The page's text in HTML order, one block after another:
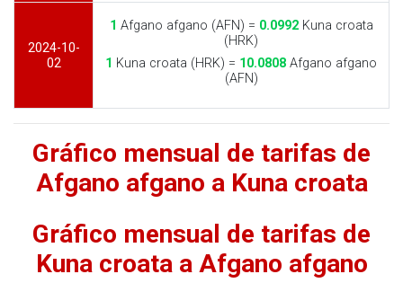
2024-10-
02
1 Afgano afgano (AFN) = 0.0992Kuna croata
(HRK)
1 Kuna croata (HRK) = 10.0808 Afgano afgano
(AFN)
Gráfico mensual de tarifas de
Afgano afgano a Kuna croata
Gráfico mensual de tarifas de
Kuna croata a Afgano afgano